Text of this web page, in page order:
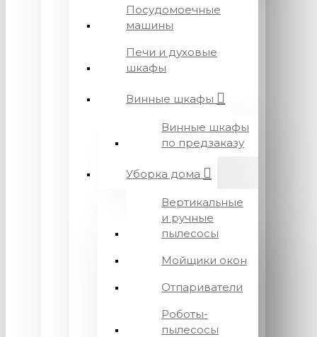
Посудомоечные
машины
Печи и духовые
шкафы
Винные шкафы
Винные шкафы
по предзаказу
Уборка дома
Вертикальные
и ручные
пылесосы
Мойщики окон
Отпариватели
Роботы-
пылесосы